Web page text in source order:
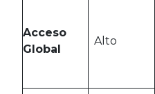
Acceso
Global
Alto